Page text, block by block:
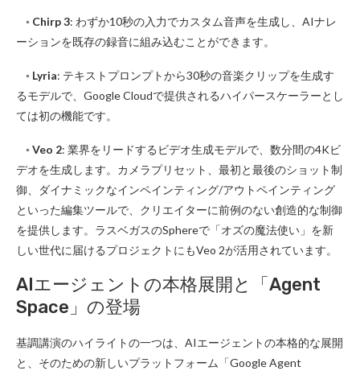
◦ Chirp 3: わずか10秒の入力でカスタム音声を生成し、AIナレ
ーションを既存の録音に組み込むことができます。
◦ Lyria: テキストプロンプトから30秒の音楽クリップを生成す
るモデルで、Google Cloudで提供されるハイパースケーラーとし
ては初の機能です。
◦Veo 2: 業界をリードするビデオ生成モデルで、数分間の4Kビ
デオを生成します。カメラプリセット、最初と最後のショット制
御、ダイナミックなインペインティング/アウトペインティング
といった編集ツールで、クリエイターに前例のない創造的な制御
を提供します。ラスベガスのSphereで「オズの魔法使い」を新
しい世代に届けるプロジェクトにもVeo 2が活用されています。
AIエージェントの本格展開と「Agent
Space」の登場
基調講演のハイライトの一つは、AIエージェントの本格的な展開
と、そのための新しいプラットフォーム「Google Agent